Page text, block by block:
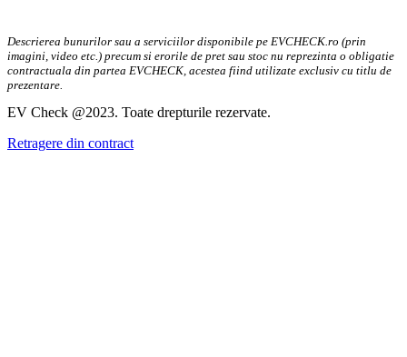
Descrierea bunurilor sau a serviciilor disponibile pe EVCHECK.ro (prin
imagini, video etc.) precum si erorile de pret sau stoc nu reprezinta o obligatie
contractuala din partea EVCHECK, acestea fiind utilizate exclusiv cu titlu de
prezentare.
EV Check @2023. Toate drepturile rezervate.
Retragere din contract